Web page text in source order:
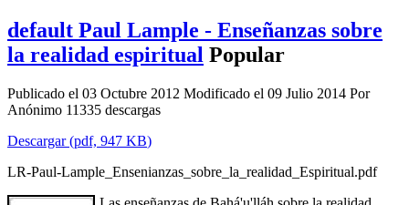
default Paul Lample - Enseñanzas sobre
la realidad espiritual Popular
Publicado el 03 Octubre 2012 Modificado el 09 Julio 2014 Por
Anónimo 11335 descargas
Descargar(pdf, 947 KB)
LR-Paul-Lample_Ensenianzas_sobre_la_realidad_Espiritual.pdf